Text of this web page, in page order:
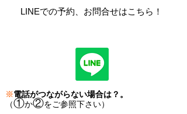
LINEでの予約、お問合せはこちら ！
※電話がつながらない場合は？。
（①か②をご参照下さい）